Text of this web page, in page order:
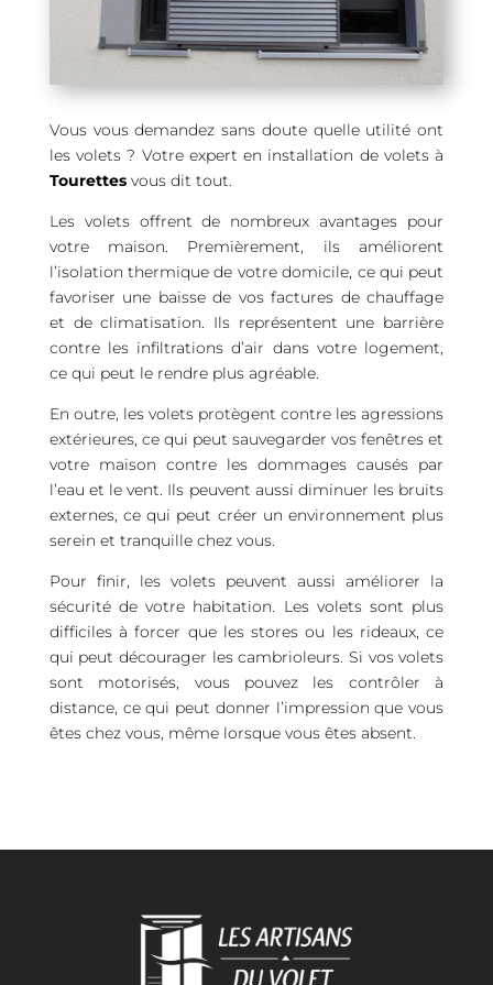
Vous vous demandez sans doute quelle utilité ont
les volets ? Votre expert en installation de volets à
Tourettesvous dit tout.
Les volets offrent de nombreux avantages pour
votre maison. Premièrement, ils améliorent
l’isolation thermique de votre domicile, ce qui peut
favoriser une baisse de vos factures de chauffage
et de climatisation. Ils représentent une barrière
contre les infiltrations d’air dans votre logement,
ce qui peut le rendre plus agréable.
En outre, les volets protègent contre les agressions
extérieures, ce qui peut sauvegarder vos fenêtres et
votre maison contre les dommages causés par
l’eau et le vent. Ils peuvent aussi diminuer les bruits
externes, ce qui peut créer un environnement plus
serein et tranquille chez vous.
Pour finir, les volets peuvent aussi améliorer la
sécurité de votre habitation. Les volets sont plus
difficiles à forcer que les stores ou les rideaux, ce
qui peut décourager les cambrioleurs. Si vos volets
sont motorisés, vous pouvez les contrôler à
distance, ce qui peut donner l’impression que vous
êtes chez vous, même lorsque vous êtes absent.